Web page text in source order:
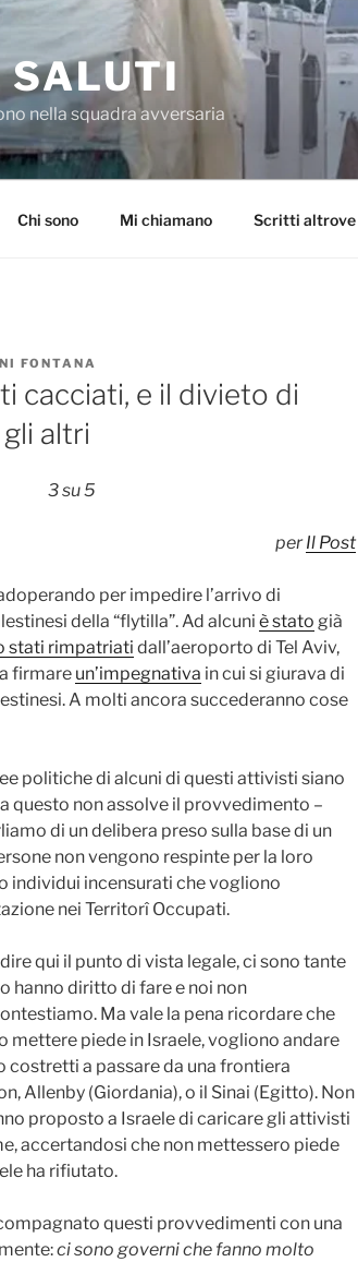
nella squadra avversaria
Chi sono Mi chiamano Scritti altrove
FONTANA
cacciati, e il divieto di
altri
3 su 5
perIl Post
per impedire l’arrivo di
della “flytilla”. Ad alcuni è stato già
stati rimpatriati dall’aeroporto di Tel Aviv,
firmare un’impegnativa in cui si giurava di
A molti ancora succederanno cose
politiche di alcuni di questi attivisti siano
questo non assolve il provvedimento –
di un delibera preso sulla base di un
non vengono respinte per la loro
individui incensurati che vogliono
nei Territorî Occupati.
qui il punto di vista legale, ci sono tante
hanno diritto di fare e noi non
Ma vale la pena ricordare che
mettere piede in Israele, vogliono andare
costretti a passare da una frontiera
Allenby (Giordania), o il Sinai (Egitto). Non
proposto a Israele di caricare gli attivisti
accertandosi che non mettessero piede
ha rifiutato.
questi provvedimenti con una
ci sono governi che fanno molto